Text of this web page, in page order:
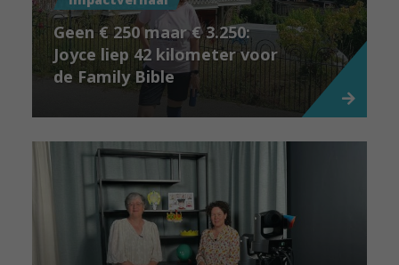
Geen € 250 maar € 3.250:
Joyce liep 42 kilometer voor
de Family Bible